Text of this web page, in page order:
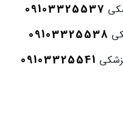
09103325537
09103325538
09103325541